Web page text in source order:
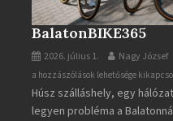
BalatonBIKE365
2026. július 1. Nagy József
BalatonBIKE365
bejegyzéshez
a hozzászólások lehetősége
Húsz szálláshely, egy
legyen probléma a